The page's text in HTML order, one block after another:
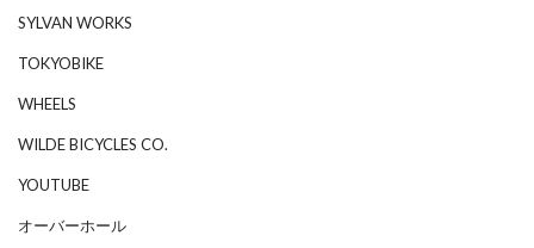
SYLVAN WORKS
TOKYOBIKE
WHEELS
WILDE BICYCLES CO.
YOUTUBE
オーバーホール